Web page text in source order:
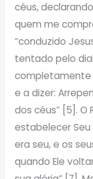
céus,
quem me
“conduzido
tentado pelo
completamente
e a dizer:
dos céus” [5]. O
estabelecer Seu
era seu, e os
quando Ele